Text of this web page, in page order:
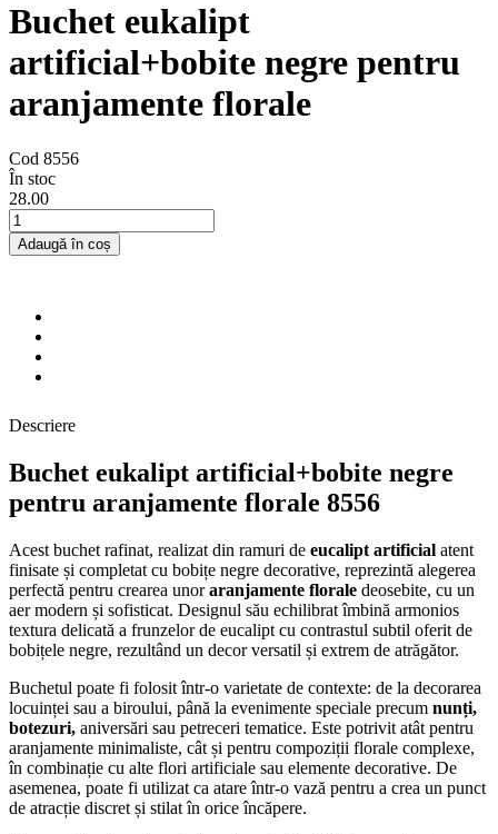
Buchet eukalipt
artificial+bobite negre pentru
aranjamente florale
Cod 8556
În stoc
28.00
Adaugă în coș
Descriere
Buchet eukalipt artificial+bobite negre
pentru aranjamente florale 8556
Acest buchet rafinat, realizat din ramuri de eucalipt artificial atent
finisate și completat cu bobițe negre decorative, reprezintă alegerea
perfectă pentru crearea unoraranjamente florale deosebite, cu un
aer modern și sofisticat. Designul său echilibrat îmbină armonios
textura delicată a frunzelor de eucalipt cu contrastul subtil oferit de
bobițele negre, rezultând un decor versatil și extrem de atrăgător.
Buchetul poate fi folosit într-o varietate de contexte: de la decorarea
locuinței sau a biroului, până la evenimente speciale precum nunți,
botezuri, aniversări sau petreceri tematice. Este potrivit atât pentru
aranjamente minimaliste, cât și pentru compoziții florale complexe,
în combinație cu alte flori artificiale sau elemente decorative. De
asemenea, poate fi utilizat ca atare într-o vază pentru a crea un punct
de atracție discret și stilat în orice încăpere.